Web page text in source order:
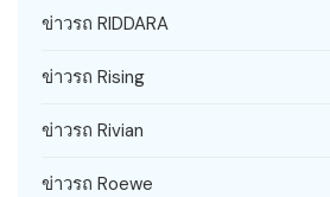
ข่าวรถ RIDDARA
ข่าวรถ Rising
ข่าวรถ Rivian
ข่าวรถ Roewe